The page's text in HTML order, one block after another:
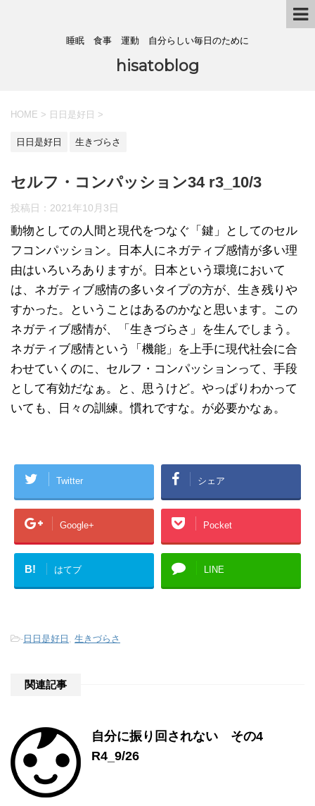
睡眠 食事 運動 自分らしい毎日のために
hisatoblog
HOME > 日日是好日 >
日日是好日 生きづらさ
セルフ・コンパッション34 r3_10/3
投稿日： 2021年10月3日
動物としての人間と現代をつなぐ「鍵」としてのセル
フコンパッション。日本人にネガティブ感情が多い理
由はいろいろありますが。日本という環境において
は、ネガティブ感情の多いタイプの方が、生き残りや
すかった。ということはあるのかなと思います。この
ネガティブ感情が、「生きづらさ」を生んでしまう。
ネガティブ感情という「機能」を上手に現代社会に合
わせていくのに、セルフ・コンパッションって、手段
として有効だなぁ。と、思うけど。やっぱりわかって
いても、日々の訓練。慣れですな。が必要かなぁ。
Twitter シェア
Google+ Pocket
B! はてブ LINE
-日日是好日 生きづらさ
関連記事
自分に振り回されない その4
R4_9/26